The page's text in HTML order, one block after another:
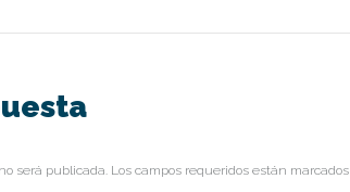
será publicada. Los campos requeridos están marcados